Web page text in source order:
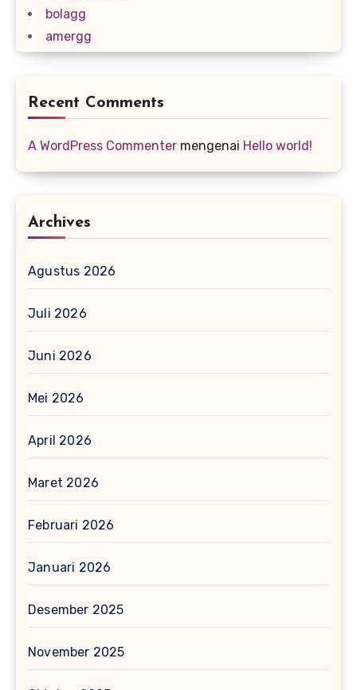
bolagg
amergg
Recent Comments
A WordPress Commenter mengenai Hello world!
Archives
Agustus 2026
Juli 2026
Juni 2026
Mei 2026
April 2026
Maret 2026
Februari 2026
Januari 2026
Desember 2025
November 2025